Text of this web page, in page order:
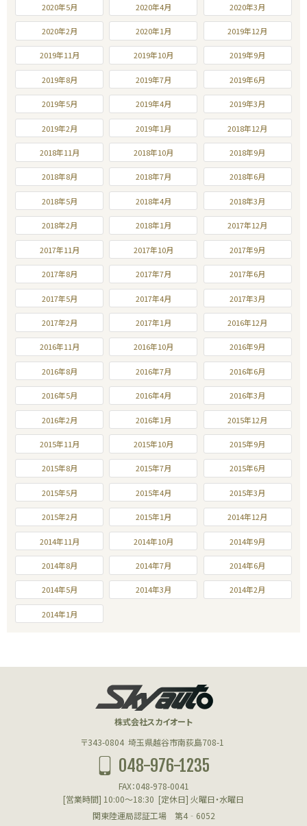
2020年5月 2020年4月 2020年3月
2020年2月 2020年1月 2019年12月
2019年11月 2019年10月 2019年9月
2019年8月 2019年7月 2019年6月
2019年5月 2019年4月 2019年3月
2019年2月 2019年1月 2018年12月
2018年11月 2018年10月 2018年9月
2018年8月 2018年7月 2018年6月
2018年5月 2018年4月 2018年3月
2018年2月 2018年1月 2017年12月
2017年11月 2017年10月 2017年9月
2017年8月 2017年7月 2017年6月
2017年5月 2017年4月 2017年3月
2017年2月 2017年1月 2016年12月
2016年11月 2016年10月 2016年9月
2016年8月 2016年7月 2016年6月
2016年5月 2016年4月 2016年3月
2016年2月 2016年1月 2015年12月
2015年11月 2015年10月 2015年9月
2015年8月 2015年7月 2015年6月
2015年5月 2015年4月 2015年3月
2015年2月 2015年1月 2014年12月
2014年11月 2014年10月 2014年9月
2014年8月 2014年7月 2014年6月
2014年5月 2014年3月 2014年2月
2014年1月
株式会社スカイオート
〒343-0804 埼玉県越谷市南荻島708-1
048-976-1235
FAX：048-978-0041
[営業時間] 10:00～18:30 [定休日] 火曜日・水曜日
関東陸運局認証工場 第4‐6052